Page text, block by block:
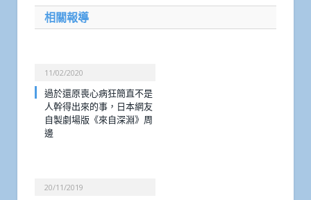
相關報導
11/02/2020
過於還原喪心病狂簡直不是
人幹得出來的事，日本網友
自製劇場版《來自深淵》周
邊
20/11/2019